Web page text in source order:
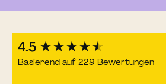
4.5
Basierend auf 229 Bewertungen